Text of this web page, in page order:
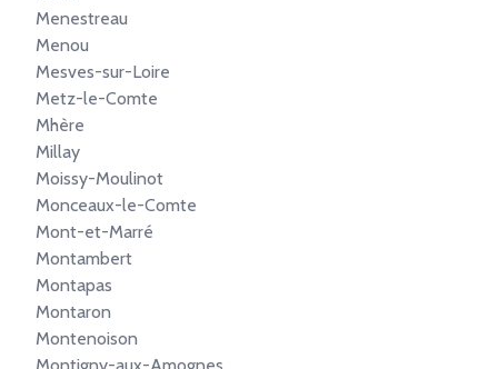
Menestreau
Menou
Mesves-sur-Loire
Metz-le-Comte
Mhère
Millay
Moissy-Moulinot
Monceaux-le-Comte
Mont-et-Marré
Montambert
Montapas
Montaron
Montenoison